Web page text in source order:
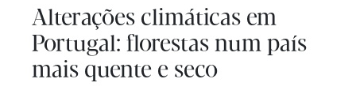
Alterações climáticas em
Portugal: florestas num país
mais quente e seco